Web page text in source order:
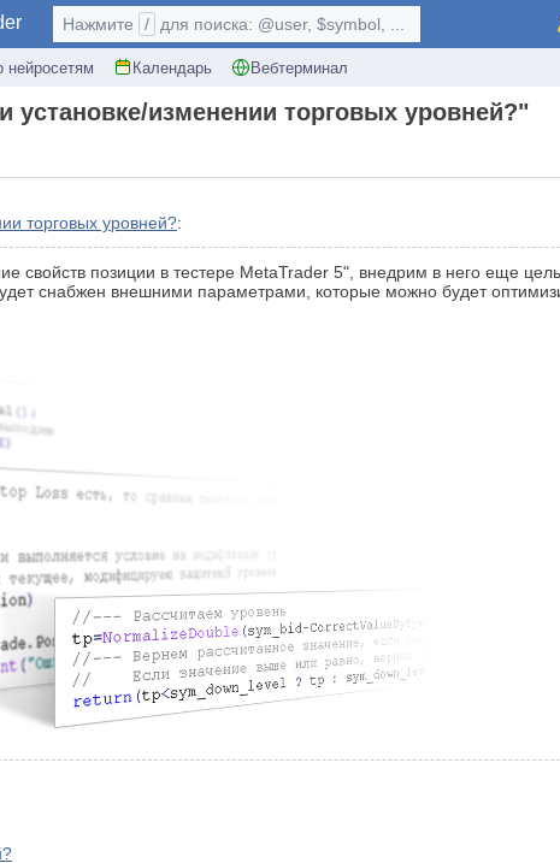
нейросетям Календарь Вебтерминал
Нажмите / для поиска: @user, $symbol, ...
изменении торговых уровней?"
торговых уровней?:
свойств позиции в тестере MetaTrader 5", внедрим в него еще
снабжен внешними параметрами, которые можно будет